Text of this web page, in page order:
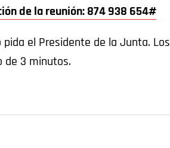
de la reunión: 874 938 654#
el Presidente de la Junta. Los
de 3 minutos.